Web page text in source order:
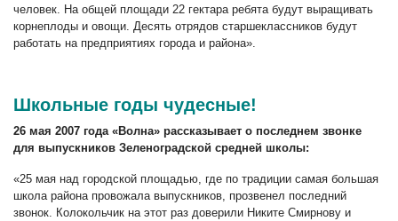
человек. На общей площади 22 гектара ребята будут выращивать
корнеплоды и овощи. Десять отрядов старшеклассников будут
работать на предприятиях города и района».
Школьные годы чудесные!
26 мая 2007 года «Волна» рассказывает о последнем звонке
для выпускников Зеленоградской средней школы:
«25 мая над городской площадью, где по традиции самая большая
школа района провожала выпускников, прозвенел последний
звонок. Колокольчик на этот раз доверили Никите Смирнову и